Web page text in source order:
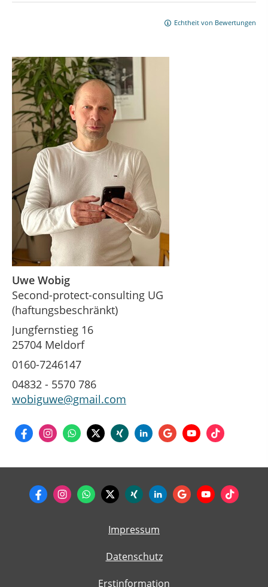
Echtheit von Bewertungen
Uwe Wobig
Second-protect-consulting UG
(haftungsbeschränkt)
Jungfernstieg 16
25704 Meldorf
0160-7246147
04832 - 5570 786
wobiguwe@gmail.com
Impressum
Datenschutz
Erstinformation